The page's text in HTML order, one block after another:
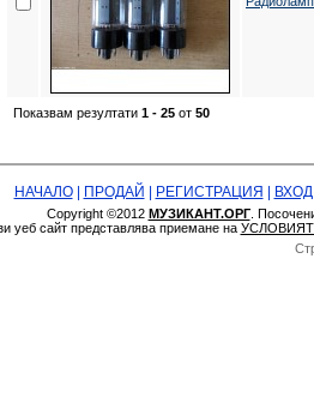
Показвам резултати 1 - 25 от 50
НАЧАЛО| ПРОДАЙ РЕГИСТРАЦИЯ ВХОД
Copyright ©2012 МУЗИКАНТ.ОРГ.
уеб сайт представлява приемане на